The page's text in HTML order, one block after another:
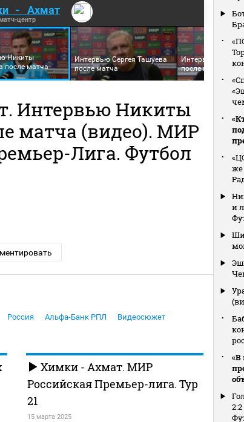
- Ахмат
центр
Никиты
после матча
Интервью Сергея Ташуева
после матча
Интервью Франка
после матча
Интервью Никиты
матча (видео). МИР
Лига. Футбол
Россия Альфа-Банк РПЛ
Видеосюжет
Химки - Ахмат. МИР
Российская Премьер-лига. Тур
21
15 марта 2025
же
и
«В